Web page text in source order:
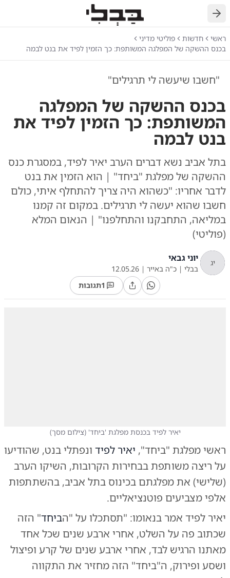
חזרה
ראשי חדשות
פוליטי מדיני
בכנס ההשקה של המפלגה המשותפת: כך הזמין לפיד את בנט לבמה
"חשבו שיעשה לי תרגילים"
בכנס ההשקה של המפלגה
המשותפת: כך הזמין לפיד את
בנט לבמה
בתל אביב נשא דברים הערב יאיר לפיד, במסגרת כנס
ההשקה של מפלגת "ביחד" | הוא הזמין את בנט
לדבר אחריו: "כשהוא היה צריך להתחלף איתי, כולם
חשבו שהוא יעשה לי תרגילים. במקום זה קמנו
במליאה, התחבקנו והתחלפנו" | הנאום המלא
(פוליטי)
יג יוני גבאי
בבלי | כ"ה באייר |
12.05.26
1תגובות
יאיר לפיד בכנסת מפלגת 'ביחד' (צילום מסך)
ראשי מפלגת "ביחד", יאיר לפיד ונפתלי בנט, שהודיעו
על ריצה משותפת בבחירות הקרובות, השיקו הערב
(שלישי) את מפלגתם בכינוס בתל אביב, בהשתתפות
אלפי מצביעים פוטנציאליים.
יאיר לפיד אמר בנאומו: "תסתכלו על "הביחד" הזה
שכתוב פה על השלט, אחרי ארבע שנים שכל אחד
מאתנו הרגיש לבד, אחרי ארבע שנים של קרע ופיצול
ושסע ופירוק, ה"ביחד" הזה מחזיר את התקווה